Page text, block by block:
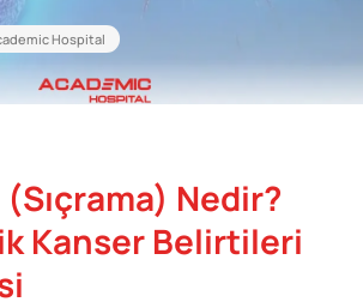
Hospital
Nedir?
Kanser Belirtileri